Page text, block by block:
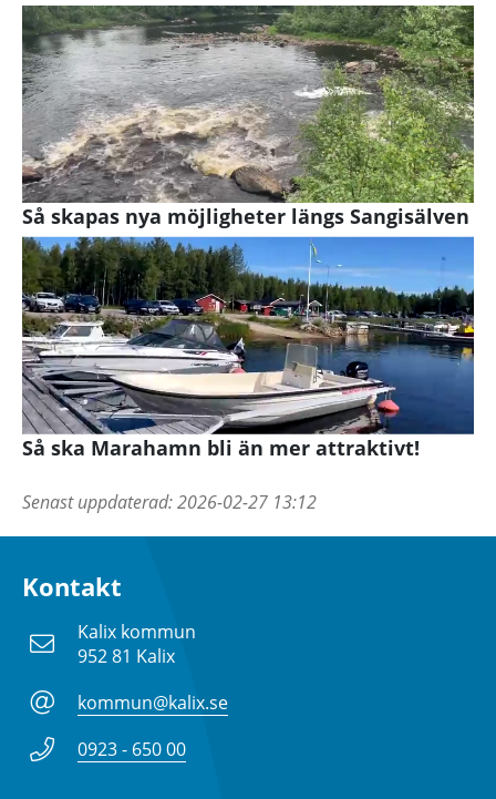
Så skapas nya möjligheter längs Sangisälven
Så ska Marahamn bli än mer attraktivt!
Senast uppdaterad:2026-02-27 13:12
Kontakt
Kalix kommun
952 81 Kalix
kommun@kalix.se
0923 - 650 00